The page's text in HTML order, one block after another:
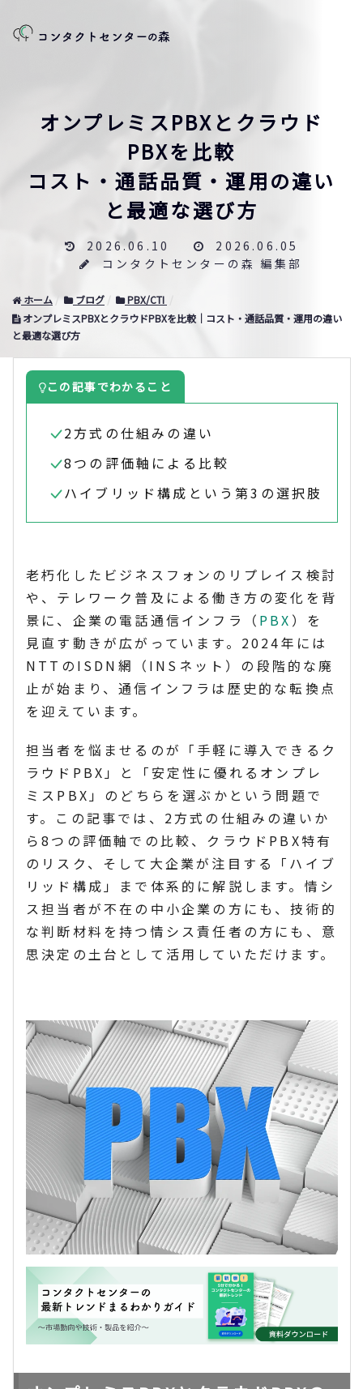
オンプレミスPBXとクラウド
PBXを比較
コスト・通話品質・運用の違い
と最適な選び方
2026.06.10
2026.06.05
コンタクトセンターの森 編集部
ホーム ブログ
PBX/CTI
オンプレミスPBXとクラウドPBXを比較｜コスト・通話品質・運用の違い
と最適な選び方
この記事でわかること
2方式の仕組みの違い
8つの評価軸による比較
ハイブリッド構成という第3の選択肢
老朽化したビジネスフォンのリプレイス検討
や、テレワーク普及による働き方の変化を背
景に、企業の電話通信インフラ（ PBX ）を
見直す動きが広がっています。2024年には
NTTのISDN網（INSネット）の段階的な廃
止が始まり、通信インフラは歴史的な転換点
を迎えています。
担当者を悩ませるのが「手軽に導入できるク
ラウドPBX」と「安定性に優れるオンプレ
ミスPBX」のどちらを選ぶかという問題で
す。この記事では、2方式の仕組みの違いか
ら8つの評価軸での比較、クラウドPBX特有
のリスク、そして大企業が注目する「ハイブ
リッド構成」まで体系的に解説します。情シ
ス担当者が不在の中小企業の方にも、技術的
な判断材料を持つ情シス責任者の方にも、意
思決定の土台として活用していただけます。